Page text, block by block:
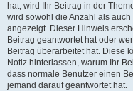
hat, wird Ihr Beitrag in der
wird sowohl die Anzahl als
angezeigt. Dieser Hinweis
Beitrag geantwortet hat oder
Beitrag überarbeitet hat. Diese
Notiz hinterlassen, warum Ihr
dass normale Benutzer einen
jemand darauf geantwortet hat.